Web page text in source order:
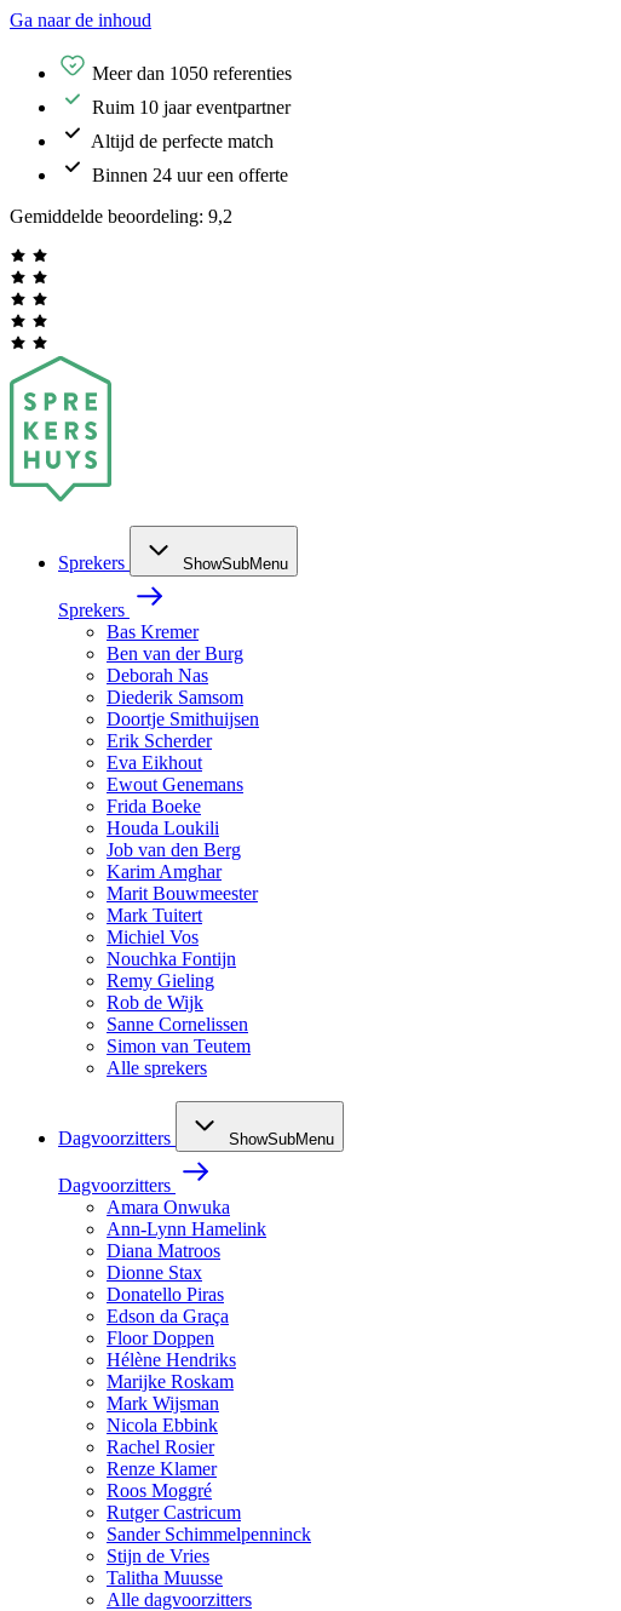
Ga naar de inhoud
Meer dan 1050 referenties
Ruim 10 jaar eventpartner
Altijd de perfecte match
Binnen 24 uur een offerte
Gemiddelde beoordeling: 9,2
Sprekers ShowSubMenu
Sprekers
Bas Kremer
Ben van der Burg
Deborah Nas
Diederik Samsom
Doortje Smithuijsen
Erik Scherder
Eva Eikhout
Ewout Genemans
Frida Boeke
Houda Loukili
Job van den Berg
Karim Amghar
Marit Bouwmeester
Mark Tuitert
Michiel Vos
Nouchka Fontijn
Remy Gieling
Rob de Wijk
Sanne Cornelissen
Simon van Teutem
Alle sprekers
Dagvoorzitters ShowSubMenu
Dagvoorzitters
Amara Onwuka
Ann-Lynn Hamelink
Diana Matroos
Dionne Stax
Donatello Piras
Edson da Graça
Floor Doppen
Hélène Hendriks
Marijke Roskam
Mark Wijsman
Nicola Ebbink
Rachel Rosier
Renze Klamer
Roos Moggré
Rutger Castricum
Sander Schimmelpenninck
Stijn de Vries
Talitha Muusse
Alle dagvoorzitters